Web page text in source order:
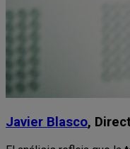
Javier Blasco,